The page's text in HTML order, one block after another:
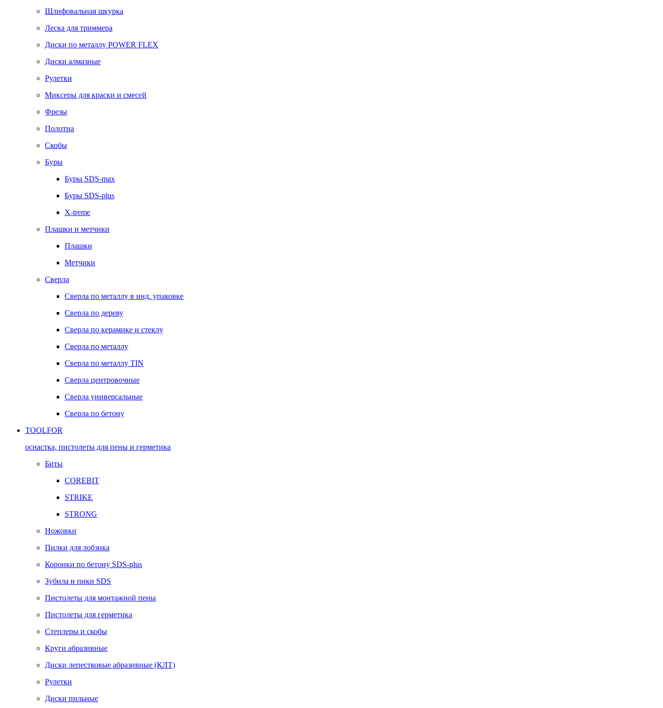
Шлифовальная шкурка
Леска для триммера
Диски по металлу POWER FLEX
Диски алмазные
Рулетки
Миксеры для краски и смесей
Фрезы
Полотна
Скобы
Буры
Буры SDS-max
Буры SDS-plus
X-treme
Плашки и метчики
Плашки
Метчики
Сверла
Сверла по металлу в инд. упаковке
Сверла по дереву
Сверла по керамике и стеклу
Сверла по металлу
Сверла по металлу TIN
Сверла центровочные
Сверла универсальные
Сверла по бетону
TOOLFOR
оснастка, пистолеты для пены и герметика
Биты
COREBIT
STRIKE
STRONG
Ножовки
Пилки для лобзика
Коронки по бетону SDS-plus
Зубила и пики SDS
Пистолеты для монтажной пены
Пистолеты для герметика
Степлеры и скобы
Круги абразивные
Диски лепестковые абразивные (КЛТ)
Рулетки
Диски пильные